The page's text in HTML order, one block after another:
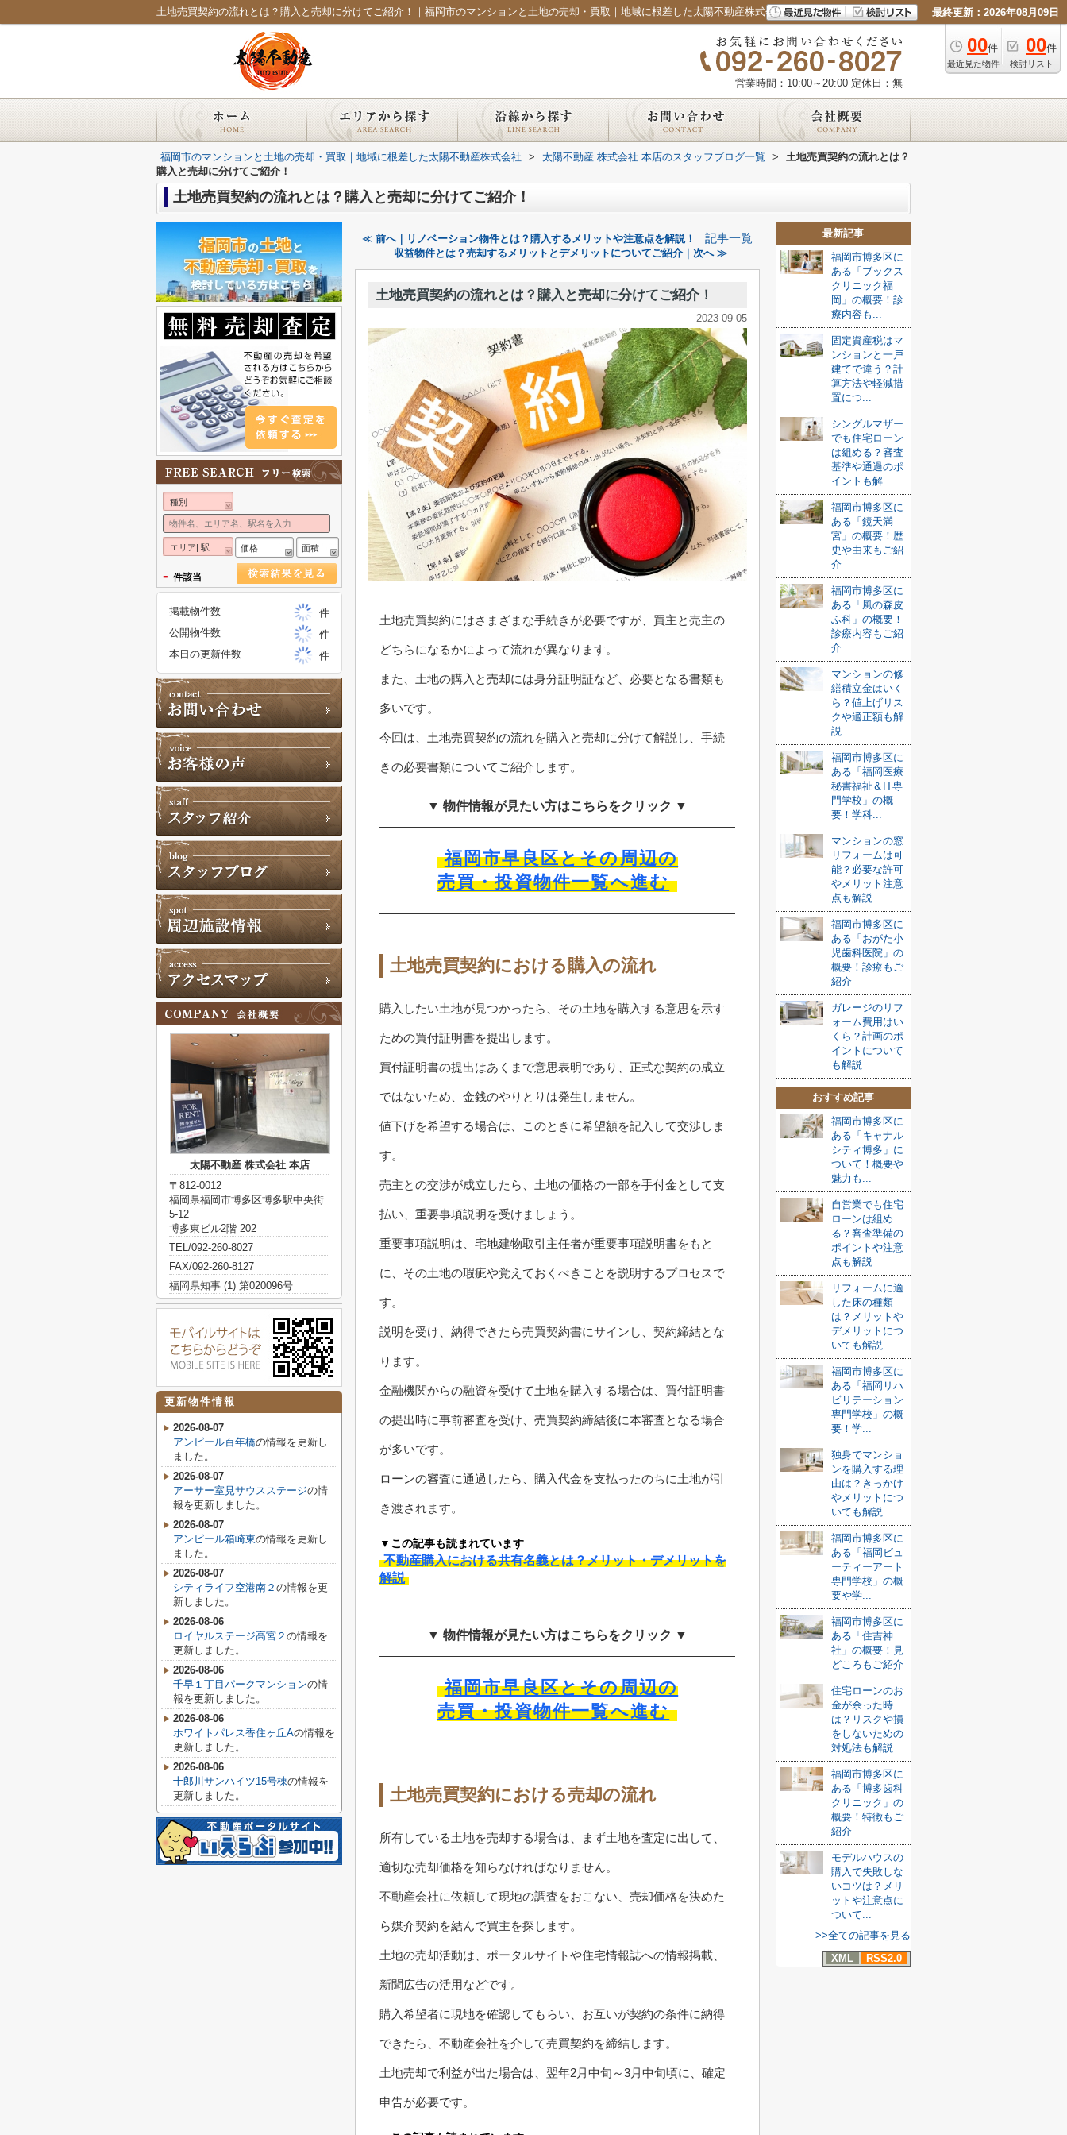
土地売買契約の流れとは？購入と売却に分けてご紹介！｜福岡市のマンションと土地の売却・買取｜地域に根差した太陽不動産株式会社 最終更新：2026年08月09日
00件
最近見た物件
00件
検討リスト
営業時間：10:00～20:00 定休日：無
福岡市のマンションと土地の売却・買取｜地域に根差した太陽不動産株式会社 > 太陽不動産 株式会社 本店のスタッフブログ一覧 >
土地売買契約の流れとは？
購入と売却に分けてご紹介！
土地売買契約の流れとは？購入と売却に分けてご紹介！
≪ 前へ｜リノベーション物件とは？購入するメリットや注意点を解説！ 記事一覧
収益物件とは？売却するメリットとデメリットについてご紹介｜次へ ≫
土地売買契約の流れとは？購入と売却に分けてご紹介！
2023-09-05
土地売買契約にはさまざまな手続きが必要ですが、買主と売主の
どちらになるかによって流れが異なります。
また、土地の購入と売却には身分証明証など、必要となる書類も
多いです。
今回は、土地売買契約の流れを購入と売却に分けて解説し、手続
きの必要書類についてご紹介します。
▼ 物件情報が見たい方はこちらをクリック ▼
福岡市早良区とその周辺の
売買・投資物件一覧へ進む
土地売買契約における購入の流れ
購入したい土地が見つかったら、その土地を購入する意思を示す
ための買付証明書を提出します。
買付証明書の提出はあくまで意思表明であり、正式な契約の成立
ではないため、金銭のやりとりは発生しません。
値下げを希望する場合は、このときに希望額を記入して交渉しま
す。
売主との交渉が成立したら、土地の価格の一部を手付金として支
払い、重要事項説明を受けましょう。
重要事項説明は、宅地建物取引主任者が重要事項説明書をもと
に、その土地の瑕疵や覚えておくべきことを説明するプロセスで
す。
説明を受け、納得できたら売買契約書にサインし、契約締結とな
ります。
金融機関からの融資を受けて土地を購入する場合は、買付証明書
の提出時に事前審査を受け、売買契約締結後に本審査となる場合
が多いです。
ローンの審査に通過したら、購入代金を支払ったのちに土地が引
き渡されます。
▼この記事も読まれています
不動産購入における共有名義とは？メリット・デメリットを
解説
▼ 物件情報が見たい方はこちらをクリック ▼
福岡市早良区とその周辺の
売買・投資物件一覧へ進む
土地売買契約における売却の流れ
所有している土地を売却する場合は、まず土地を査定に出して、
適切な売却価格を知らなければなりません。
不動産会社に依頼して現地の調査をおこない、売却価格を決めた
ら媒介契約を結んで買主を探します。
土地の売却活動は、ポータルサイトや住宅情報誌への情報掲載、
新聞広告の活用などです。
購入希望者に現地を確認してもらい、お互いが契約の条件に納得
できたら、不動産会社を介して売買契約を締結します。
土地売却で利益が出た場合は、翌年2月中旬～3月中旬頃に、確定
申告が必要です。
最新記事
福岡市博多区に
ある「ブックス
クリニック福
岡」の概要！診
療内容も...
固定資産税はマ
ンションと一戸
建てで違う？計
算方法や軽減措
置につ...
シングルマザー
でも住宅ローン
は組める？審査
基準や通過のポ
イントも解
福岡市博多区に
ある「鏡天満
宮」の概要！歴
史や由来もご紹
介
福岡市博多区に
ある「風の森皮
ふ科」の概要！
診療内容もご紹
介
マンションの修
繕積立金はいく
ら？値上げリス
クや適正額も解
説
福岡市博多区に
ある「福岡医療
秘書福祉＆IT専
門学校」の概
要！学科...
マンションの窓
リフォームは可
能？必要な許可
やメリット注意
点も解説
福岡市博多区に
ある「おがた小
児歯科医院」の
概要！診療もご
紹介
ガレージのリフ
ォーム費用はい
くら？計画のポ
イントについて
も解説
おすすめ記事
福岡市博多区に
ある「キャナル
シティ博多」に
ついて！概要や
魅力も...
自営業でも住宅
ローンは組め
る？審査準備の
ポイントや注意
点も解説
リフォームに適
した床の種類
は？メリットや
デメリットにつ
いても解説
福岡市博多区に
ある「福岡リハ
ビリテーション
専門学校」の概
要！学...
独身でマンショ
ンを購入する理
由は？きっかけ
やメリットにつ
いても解説
福岡市博多区に
ある「福岡ビュ
ーティーアート
専門学校」の概
要や学...
福岡市博多区に
ある「住吉神
社」の概要！見
どころもご紹介
住宅ローンのお
金が余った時
は？リスクや損
をしないための
対処法も解説
福岡市博多区に
ある「博多歯科
クリニック」の
概要！特徴もご
紹介
モデルハウスの
購入で失敗しな
いコツは？メリ
ットや注意点に
ついて...
>>全ての記事を見る
XML
RSS2.0
種別
エリア| 駅 価格 面積
- 件該当
掲載物件数
件
公開物件数
件
本日の更新件数
件
太陽不動産 株式会社 本店
〒812-0012
福岡県福岡市博多区博多駅中央街
5-12
博多東ビル2階 202
TEL/092-260-8027
FAX/092-260-8127
福岡県知事 (1) 第020096号
更新物件情報
2026-08-07
アンピール百年橋の情報を更新し
ました。
2026-08-07
アーサー室見サウスステージの情
報を更新しました。
2026-08-07
アンピール箱崎東の情報を更新し
ました。
2026-08-07
シティライフ空港南２ の情報を更
新しました。
2026-08-06
ロイヤルステージ高宮２ の情報を
更新しました。
2026-08-06
千早１丁目パークマンションの情
報を更新しました。
2026-08-06
ホワイトパレス香住ヶ丘Aの情報を
更新しました。
2026-08-06
十郎川サンハイツ15号棟の情報を
更新しました。